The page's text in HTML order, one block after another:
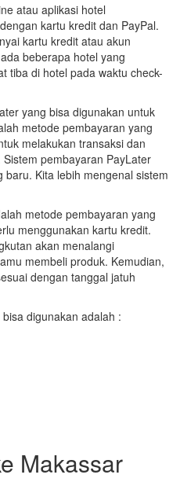
atau aplikasi hotel
kartu kredit dan PayPal.
kartu kredit atau akun
beberapa hotel yang
tiba di hotel pada waktu check-
yang bisa digunakan untuk
metode pembayaran yang
melakukan transaksi dan
pembayaran PayLater
Kita lebih mengenal sistem
metode pembayaran yang
menggunakan kartu kredit.
akan menalangi
membeli produk. Kemudian,
dengan tanggal jatuh
digunakan adalah :
Makassar